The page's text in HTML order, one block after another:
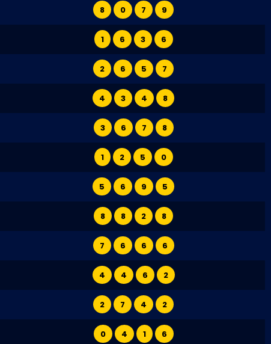
8 0 7 9
1 6 3 6
2 6 5 7
4 3 4 8
3 6 7 8
1 2 5 0
5 6 9 5
8 8 2 8
7 6 6 6
4 4 6 2
2 7 4 2
0 4 1 6